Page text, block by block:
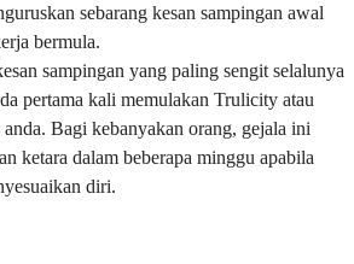
sebarang kesan sampingan awal
bermula.
sampingan yang paling sengit selalunya
pertama kali memulakan Trulicity atau
Bagi kebanyakan orang, gejala ini
ketara dalam beberapa minggu apabila
diri.